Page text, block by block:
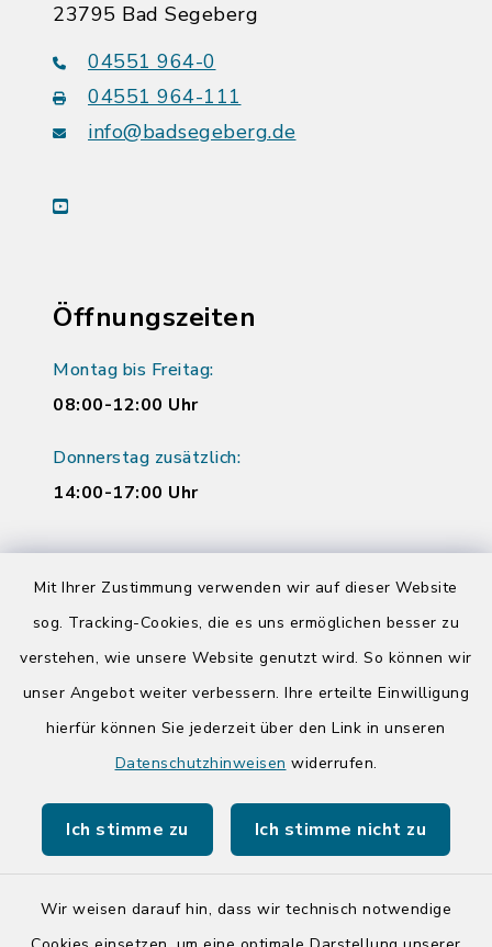
Mit Ihrer Zustimmung verwenden wir auf dieser Website
sog. Tracking-Cookies, die es uns ermöglichen besser zu
verstehen, wie unsere Website genutzt wird. So können wir
unser Angebot weiter verbessern. Ihre erteilte Einwilligung
hierfür können Sie jederzeit über den Link in unseren
Datenschutzhinweisen widerrufen.
Ich stimme zu Ich stimme nicht zu
Wir weisen darauf hin, dass wir technisch notwendige
23795 Bad Segeberg
04551 964-0
04551 964-111
info@badsegeberg.de
youtube
Öffnungszeiten
Montag bis Freitag:
08:00-12:00 Uhr
Donnerstag zusätzlich:
14:00-17:00 Uhr
Kreis Segeberg
Tourist-Info der Stadt Bad Segeberg
Kontakt